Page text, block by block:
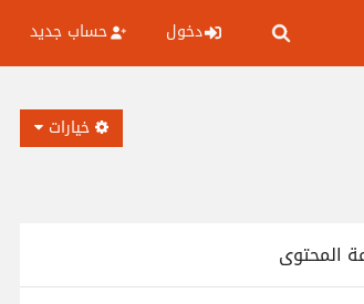
دخول حساب جديد
خيارات
المحتوى